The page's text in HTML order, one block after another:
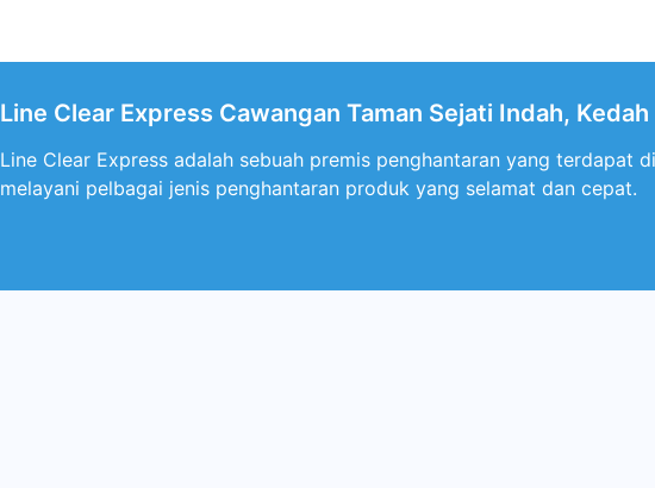
Line Clear Express Cawangan Taman Sejati Indah, Kedah
Line Clear Express adalah sebuah premis penghantaran yang terdapat
melayani pelbagai jenis penghantaran produk yang selamat dan cepat.